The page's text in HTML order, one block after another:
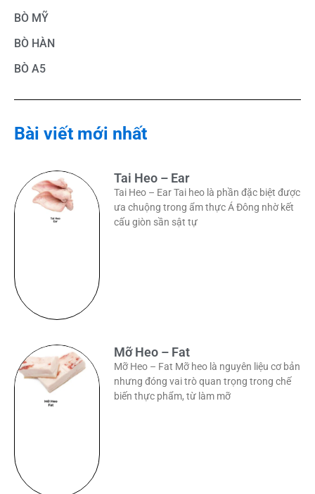
BÒ MỸ
BÒ HÀN
BÒ A5
Bài viết mới nhất
Tai Heo – Ear
Tai Heo – Ear Tai heo là phần đặc biệt được
ưa chuộng trong ẩm thực Á Đông nhờ kết
cấu giòn sần sật tự
Mỡ Heo – Fat
Mỡ Heo – Fat Mỡ heo là nguyên liệu cơ bản
nhưng đóng vai trò quan trọng trong chế
biến thực phẩm, từ làm mỡ